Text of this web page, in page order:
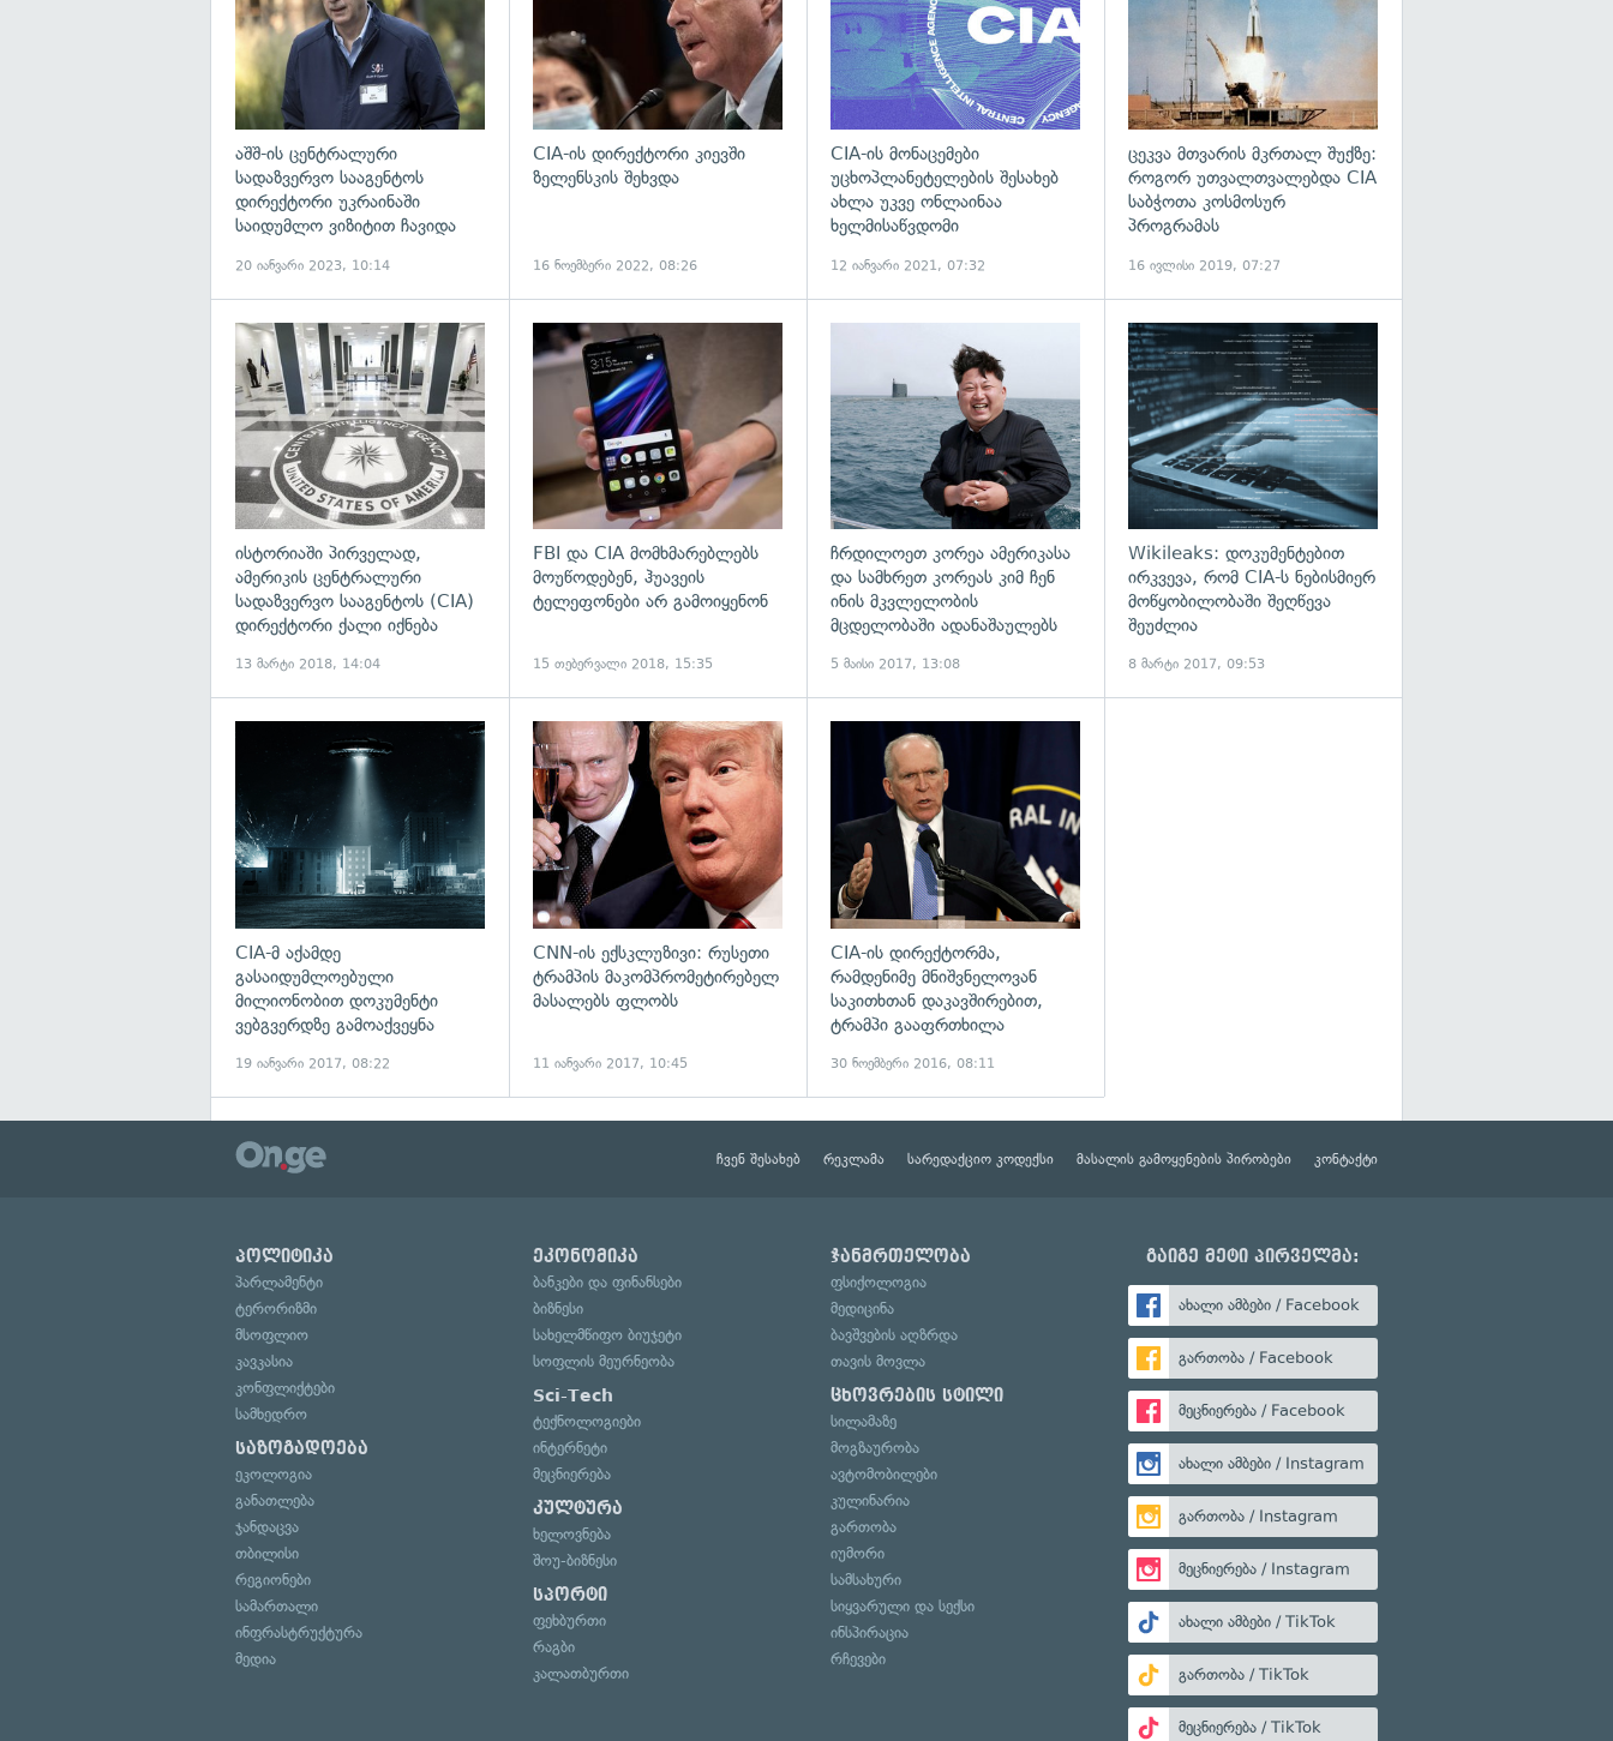
აშშ-ის ცენტრალური
სადაზვერვო სააგენტოს
დირექტორი უკრაინაში
საიდუმლო ვიზიტით ჩავიდა
20 იანვარი 2023, 10:14
CIA-ის დირექტორი კიევში
ზელენსკის შეხვდა
16 ნოემბერი 2022, 08:26
CIA-ის მონაცემები
უცხოპლანეტელების შესახებ
ახლა უკვე ონლაინაა
ხელმისაწვდომი
12 იანვარი 2021, 07:32
ცეკვა მთვარის მკრთალ შუქზე:
როგორ უთვალთვალებდა CIA
საბჭოთა კოსმოსურ
პროგრამას
16 ივლისი 2019, 07:27
გადახედვა
ისტორიაში პირველად,
ამერიკის ცენტრალური
სადაზვერვო სააგენტოს (CIA)
დირექტორი ქალი იქნება
13 მარტი 2018, 14:04
FBI და CIA მომხმარებლებს
მოუწოდებენ, ჰუავეის
ტელეფონები არ გამოიყენონ
15 თებერვალი 2018, 15:35
გადახედვა
ჩრდილოეთ კორეა ამერიკასა
და სამხრეთ კორეას კიმ ჩენ
ინის მკვლელობის
მცდელობაში ადანაშაულებს
5 მაისი 2017, 13:08
Wikileaks: დოკუმენტებით
ირკვევა, რომ CIA-ს ნებისმიერ
მოწყობილობაში შეღწევა
შეუძლია
8 მარტი 2017, 09:53
გადახედვა
CIA-მ აქამდე
გასაიდუმლოებული
მილიონობით დოკუმენტი
ვებგვერდზე გამოაქვეყნა
19 იანვარი 2017, 08:22
გადახედვა
CNN-ის ექსკლუზივი: რუსეთი
ტრამპის მაკომპრომეტირებელ
მასალებს ფლობს
11 იანვარი 2017, 10:45
CIA-ის დირექტორმა,
რამდენიმე მნიშვნელოვან
საკითხთან დაკავშირებით,
ტრამპი გააფრთხილა
30 ნოემბერი 2016, 08:11
ჩვენ შესახებ რეკლამა სარედაქციო კოდექსი მასალის გამოყენების პირობები კონტაქტი
პოლიტიკა
პარლამენტი
ტერორიზმი
მსოფლიო
კავკასია
კონფლიქტები
სამხედრო
საზოგადოება
ეკოლოგია
განათლება
ჯანდაცვა
თბილისი
რეგიონები
სამართალი
ინფრასტრუქტურა
მედია
ეკონომიკა
ბანკები და ფინანსები
ბიზნესი
სახელმწიფო ბიუჯეტი
სოფლის მეურნეობა
Sci-Tech
ტექნოლოგიები
ინტერნეტი
მეცნიერება
კულტურა
ხელოვნება
შოუ-ბიზნესი
სპორტი
ფეხბურთი
რაგბი
კალათბურთი
ჯანმრთელობა
ფსიქოლოგია
მედიცინა
ბავშვების აღზრდა
თავის მოვლა
ცხოვრების სტილი
სილამაზე
მოგზაურობა
ავტომობილები
კულინარია
გართობა
იუმორი
სამსახური
სიყვარული და სექსი
ინსპირაცია
რჩევები
გაიგე მეტი პირველმა:
ახალი ამბები / Facebook
გართობა / Facebook
მეცნიერება / Facebook
ახალი ამბები / Instagram
გართობა / Instagram
მეცნიერება / Instagram
ახალი ამბები / TikTok
გართობა / TikTok
მეცნიერება / TikTok